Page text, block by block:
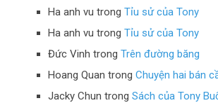
Ha anh vu trongTỉu sử của Tony
Ha anh vu trongTỉu sử của Tony
Đức Vinh trongTrên đường băng
Hoang Quan trongChuyện hai bán
Jacky Chun trongSách của Tony